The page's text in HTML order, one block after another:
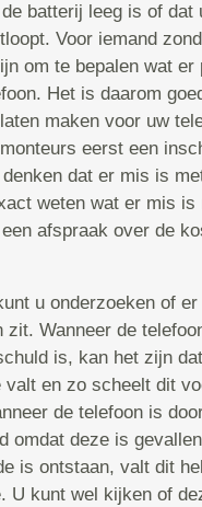
batterij leeg is of dat
Voor iemand
om te bepalen wat er
Het is daarom
maken voor uw
eerst een
dat er mis is
weten wat er mis is
afspraak over de
u onderzoeken of
zit. Wanneer de
is, kan het zijn
valt en zo scheelt dit
de telefoon is
omdat deze is
is ontstaan, valt dit
U kunt wel kijken of